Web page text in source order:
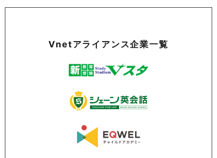
Vnetアライアンス企業一覧